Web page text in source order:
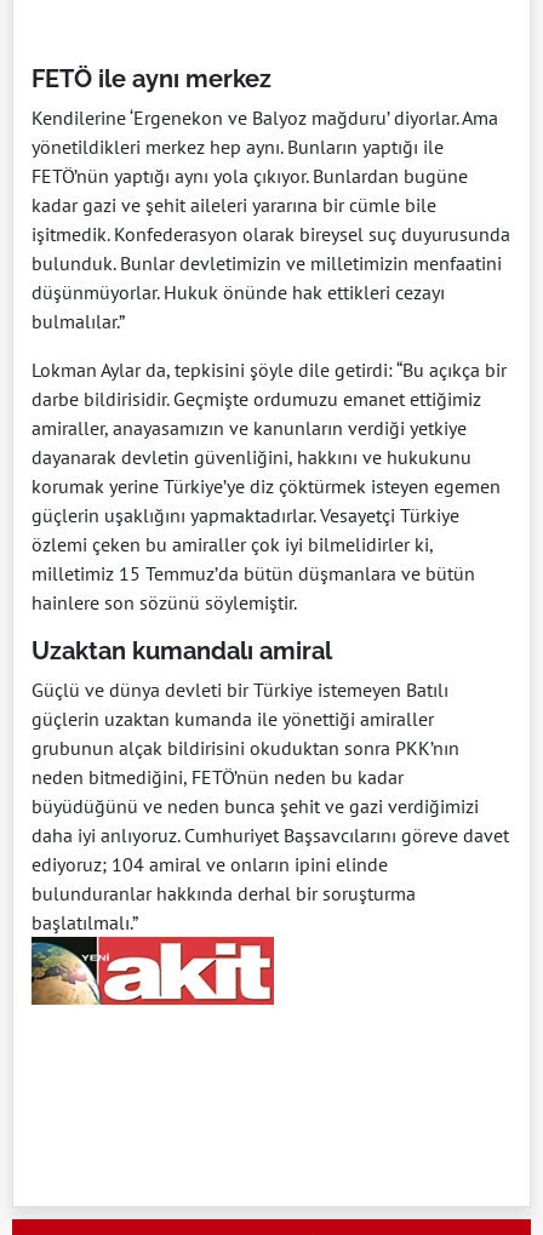
FETÖ ile aynı merkez
Kendilerine ‘Ergenekon ve Balyoz mağduru’ diyorlar. Ama
yönetildikleri merkez hep aynı. Bunların yaptığı ile
FETÖ’nün yaptığı aynı yola çıkıyor. Bunlardan bugüne
kadar gazi ve şehit aileleri yararına bir cümle bile
işitmedik. Konfederasyon olarak bireysel suç duyurusunda
bulunduk. Bunlar devletimizin ve milletimizin menfaatini
düşünmüyorlar. Hukuk önünde hak ettikleri cezayı
bulmalılar.”
Lokman Aylar da, tepkisini şöyle dile getirdi: “Bu açıkça bir
darbe bildirisidir. Geçmişte ordumuzu emanet ettiğimiz
amiraller, anayasamızın ve kanunların verdiği yetkiye
dayanarak devletin güvenliğini, hakkını ve hukukunu
korumak yerine Türkiye’ye diz çöktürmek isteyen egemen
güçlerin uşaklığını yapmaktadırlar. Vesayetçi Türkiye
özlemi çeken bu amiraller çok iyi bilmelidirler ki,
milletimiz 15 Temmuz’da bütün düşmanlara ve bütün
hainlere son sözünü söylemiştir.
Uzaktan kumandalı amiral
Güçlü ve dünya devleti bir Türkiye istemeyen Batılı
güçlerin uzaktan kumanda ile yönettiği amiraller
grubunun alçak bildirisini okuduktan sonra PKK’nın
neden bitmediğini, FETÖ’nün neden bu kadar
büyüdüğünü ve neden bunca şehit ve gazi verdiğimizi
daha iyi anlıyoruz. Cumhuriyet Başsavcılarını göreve davet
ediyoruz; 104 amiral ve onların ipini elinde
bulunduranlar hakkında derhal bir soruşturma
başlatılmalı.”